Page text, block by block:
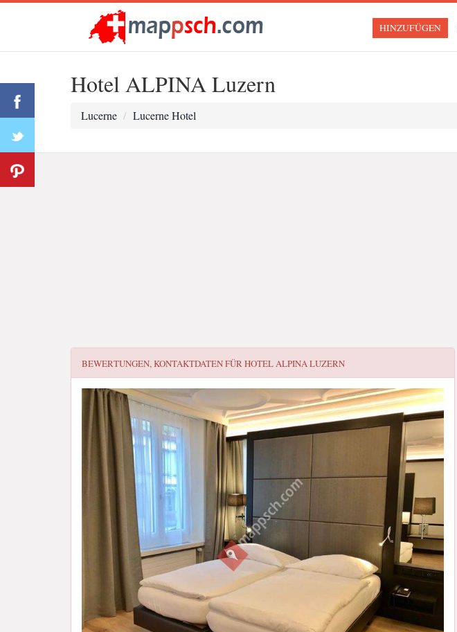
HINZUFÜGEN
Hotel ALPINA Luzern
Lucerne Lucerne Hotel
BEWERTUNGEN, KONTAKTDATEN FÜRHOTEL ALPINA LUZERN